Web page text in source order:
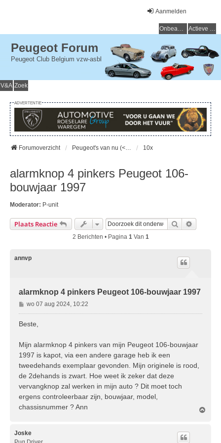
Aanmelden
Onbeantwoorde onderwerpen Actieve onderwerpen
Peugeot Forum
Peugeot Club Belgium vzw-asbl
V&A Zoek
ADVERTENTIE
Forumoverzicht Peugeot's van nu (< 15 jaar) - Peugeot d'aujourd'hui (< 15 ans) 10x
alarmknop 4 pinkers Peugeot 106-
bouwjaar 1997
Moderator: P-unit
Plaats Reactie Zoek
2 Berichten • Pagina 1Van 1
annvp
alarmknop 4 pinkers Peugeot 106-bouwjaar 1997
B
e
r
h
t
wo 07 aug 2024, 10:22
Beste,
Mijn alarmknop 4 pinkers van mijn Peugeot 106-bouwjaar
1997 is kapot, via een andere garage heb ik een
tweedehands exemplaar gevonden. Mijn originele is rood,
de 2dehands is zwart. Hoe weet ik zeker dat deze
vervangknop zal werken in mijn auto ? Dit moet toch
ergens controleerbaar zijn, bouwjaar, model,
chassisnummer ? Ann
Joske